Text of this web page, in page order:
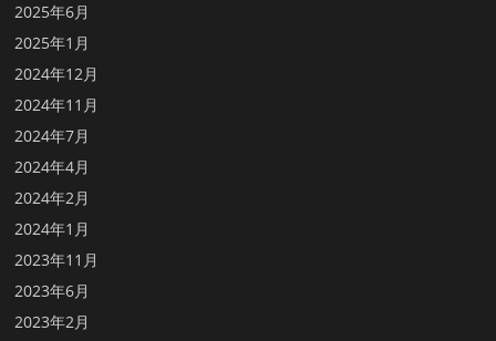
2025年6月
2025年1月
2024年12月
2024年11月
2024年7月
2024年4月
2024年2月
2024年1月
2023年11月
2023年6月
2023年2月